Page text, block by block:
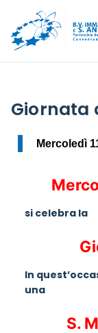
Giornata
Mercoledì
si celebra la
In
una
S.